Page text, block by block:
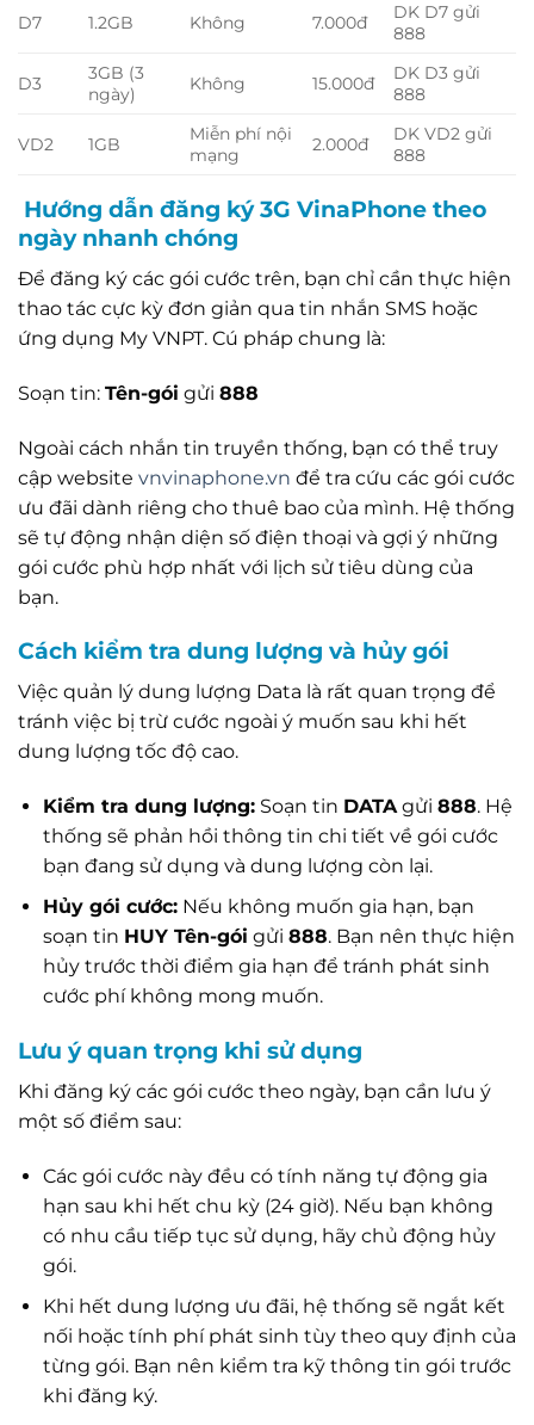
D7 1.2GB Không 7.000đ
DK D7 gửi
888
D3
3GB (3
ngày)
Không 15.000đ
DK D3 gửi
888
VD2 1GB
Miễn phí nội
mạng
2.000đ
DK VD2 gửi
888
Hướng dẫn đăng ký 3G VinaPhone theo
ngày nhanh chóng
Để đăng ký các gói cước trên, bạn chỉ cần thực hiện
thao tác cực kỳ đơn giản qua tin nhắn SMS hoặc
ứng dụng My VNPT. Cú pháp chung là:
Soạn tin: Tên-gói gửi 888
Ngoài cách nhắn tin truyền thống, bạn có thể truy
cập website vnvinaphone.vn để tra cứu các gói cước
ưu đãi dành riêng cho thuê bao của mình. Hệ thống
sẽ tự động nhận diện số điện thoại và gợi ý những
gói cước phù hợp nhất với lịch sử tiêu dùng của
bạn.
Cách kiểm tra dung lượng và hủy gói
Việc quản lý dung lượng Data là rất quan trọng để
tránh việc bị trừ cước ngoài ý muốn sau khi hết
dung lượng tốc độ cao.
Kiểm tra dung lượng:Soạn tin DATAgửi 888. Hệ
thống sẽ phản hồi thông tin chi tiết về gói cước
bạn đang sử dụng và dung lượng còn lại.
Hủy gói cước:Nếu không muốn gia hạn, bạn
soạn tin HUY Tên-gói gửi 888. Bạn nên thực hiện
hủy trước thời điểm gia hạn để tránh phát sinh
cước phí không mong muốn.
Lưu ý quan trọng khi sử dụng
Khi đăng ký các gói cước theo ngày, bạn cần lưu ý
một số điểm sau:
Các gói cước này đều có tính năng tự động gia
hạn sau khi hết chu kỳ (24 giờ). Nếu bạn không
có nhu cầu tiếp tục sử dụng, hãy chủ động hủy
gói.
Khi hết dung lượng ưu đãi, hệ thống sẽ ngắt kết
nối hoặc tính phí phát sinh tùy theo quy định của
từng gói. Bạn nên kiểm tra kỹ thông tin gói trước
khi đăng ký.